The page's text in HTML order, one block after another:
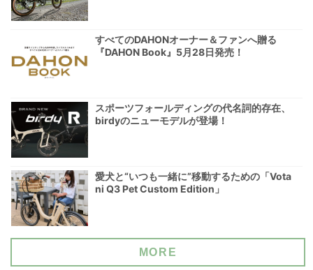
すべてのDAHONオーナー＆ファンへ贈る
『DAHON Book』5月28日発売！
スポーツフォールディングの代名詞的存在、
birdyのニューモデルが登場！
愛犬と“いつも一緒に”移動するための「Vota
ni Q3 Pet Custom Edition」
MORE